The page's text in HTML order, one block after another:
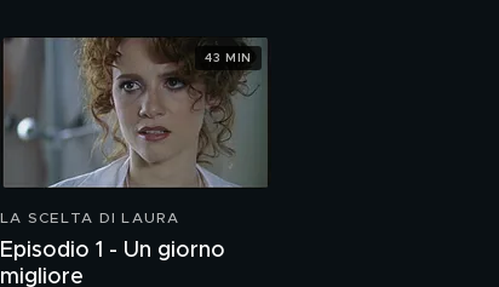
LA SCELTA DI LAURA
Episodio 1 - Un giorno
migliore
43 MIN